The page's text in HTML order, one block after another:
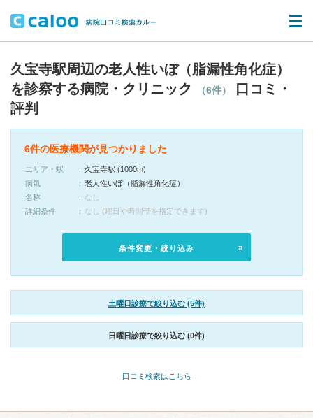
久宝寺駅周辺の老人性いぼ（脂漏性角化症）
を診察する病院・クリニック
（6件）
口コミ・
評判
6件の医療機関が見つかりました
エリア・駅
久宝寺駅 (1000m)
病気
老人性いぼ（脂漏性角化症）
名称
なし
詳細条件
なし (曜日や時間帯を指定できます)
条件変更・絞り込み
土曜日診療で絞り込む (5件)
日曜日診療で絞り込む (0件)
口コミ検索はこちら